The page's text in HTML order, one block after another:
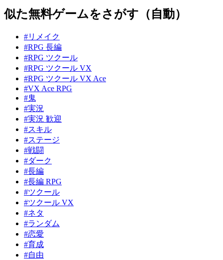
似た無料ゲームをさがす（自動）
#リメイク
#RPG 長編
#RPG ツクール
#RPG ツクール VX
#RPG ツクール VX Ace
#VX Ace RPG
#鬼
#実況
#実況 歓迎
#スキル
#ステージ
#戦闘
#ダーク
#長編
#長編 RPG
#ツクール
#ツクール VX
#ネタ
#ランダム
#恋愛
#育成
#自由